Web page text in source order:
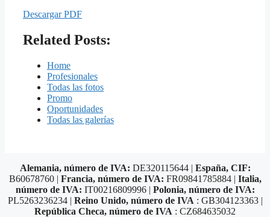
Descargar PDF
Related Posts:
Home
Profesionales
Todas las fotos
Promo
Oportunidades
Todas las galerías
Alemania, número de IVA: DE320115644 | España, CIF:
B60678760 | Francia, número de IVA: FR09841785884 | Italia,
número de IVA: IT00216809996 | Polonia, número de IVA:
PL5263236234 | Reino Unido, número de IVA : GB304123363 |
República Checa, número de IVA : CZ684635032